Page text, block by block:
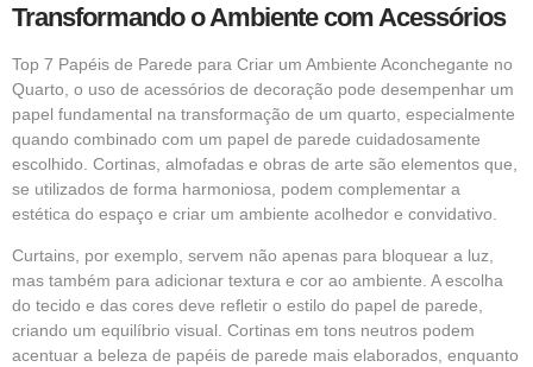
Transformando o Ambiente com Acessórios
Top 7 Papéis de Parede para Criar um Ambiente Aconchegante no
Quarto, o uso de acessórios de decoração pode desempenhar um
papel fundamental na transformação de um quarto, especialmente
quando combinado com um papel de parede cuidadosamente
escolhido. Cortinas, almofadas e obras de arte são elementos que,
se utilizados de forma harmoniosa, podem complementar a
estética do espaço e criar um ambiente acolhedor e convidativo.
Curtains, por exemplo, servem não apenas para bloquear a luz,
mas também para adicionar textura e cor ao ambiente. A escolha
do tecido e das cores deve refletir o estilo do papel de parede,
criando um equilíbrio visual. Cortinas em tons neutros podem
acentuar a beleza de papéis de parede mais elaborados, enquanto